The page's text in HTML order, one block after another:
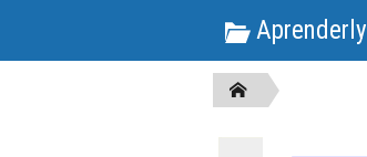
Aprenderly